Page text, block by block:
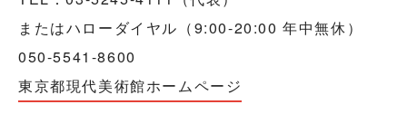
またはハローダイヤル（9:00-20:00 年中無休）
050-5541-8600
東京都現代美術館ホームページ